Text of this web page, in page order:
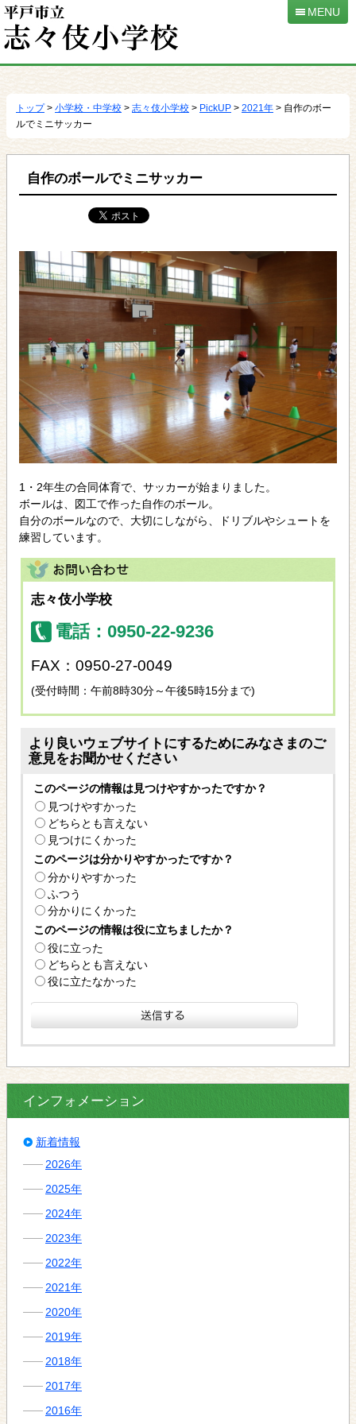
動
MENU
トップ> 小学校・中学校 > 志々伎小学校 > PickUP > 2021年 > 自作のボー
ルでミニサッカー
自作のボールでミニサッカー
1・2年生の合同体育で、サッカーが始まりました。
ボールは、図工で作った自作のボール。
自分のボールなので、大切にしながら、ドリブルやシュートを
練習しています。
志々伎小学校
電話：0950-22-9236
FAX：0950-27-0049
(受付時間：午前8時30分～午後5時15分まで)
より良いウェブサイトにするためにみなさまのご
意見をお聞かせください
このページの情報は見つけやすかったですか？
見つけやすかった
どちらとも言えない
見つけにくかった
このページは分かりやすかったですか？
分かりやすかった
ふつう
分かりにくかった
このページの情報は役に立ちましたか？
役に立った
どちらとも言えない
役に立たなかった
インフォメーション
新着情報
2026年
2025年
2024年
2023年
2022年
2021年
2020年
2019年
2018年
2017年
2016年